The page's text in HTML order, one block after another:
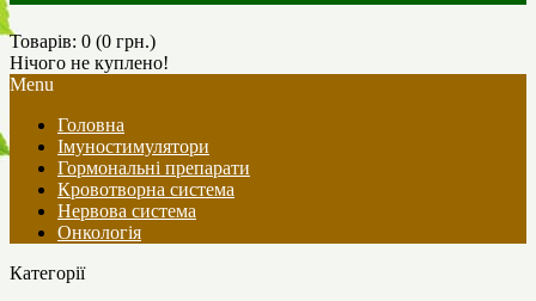
Товарів: 0 (0 грн.)
Нічого не куплено!
Menu
Головна
Імуностимулятори
Гормональні препарати
Кровотворна система
Нервова система
Онкологія
Категорії